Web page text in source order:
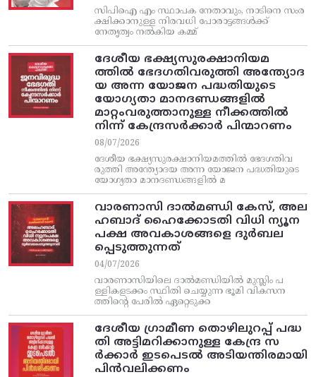
സിപിഐ എം സ്ഥാപക നേതാവും, നാടിനെ സംര
ക്ഷിക്കാനുള്ള നിരവധി പോരാട്ടങ്ങള്‍ക്ക്‌
നേതൃത്വം നല്‍കിയ കമ്മ്
ദേശീയ ഭക്ഷ്യസുരക്ഷാനിയമ
ത്തിൽ ഭേദഗതിവരുത്തി അന്ത്യോദ
യ അന്ന യോജന പദ്ധതിയുടെ
യോഗ്യതാ മാനദണ്ഡങ്ങളിൽ
മാറ്റംവരുത്താനുള്ള നീക്കത്തിൽ
നിന്ന്‌ കേന്ദ്രസർക്കാർ പിന്മാറണം
08/07/2026
ദേശീയ ഭക്ഷ്യസുരക്ഷാനിയമത്തിൽ ഭേദഗതിവ
രുത്തി അന്ത്യോദയ അന്ന യോജന പദ്ധതിയുടെ
യോഗ്യതാ മാനദണ്ഡങ്ങളിൽ മ
വാരണാസി ദാൽമണ്ഡി കേസ്, അല
ഹബാദ് ഹൈക്കോടതി വിധി ന്യൂന
പക്ഷ അവകാശങ്ങളെ ദുർബല
പ്പെടുത്തുന്നത്
04/07/2026
വാരണാസിയിലെ ദാൽമണ്ഡിയിൽ മുസ്ലിം പ
ള്ളികളടക്കം സ്ഥിതി ചെയ്യുന്ന ഭൂമി വികസന
ത്തിന്റെ പേരിൽ ഏറ്റെടുക്ക
ദേശീയ ഗ്രാമീണ തൊഴിലുറപ്പ്‌ പദ്ധ
തി അട്ടിമറിക്കാനുള്ള കേന്ദ്ര സ
ര്‍ക്കാര്‍ ഇടപെടല്‍ അടിയന്തിരമായി
പിന്‍വലിക്കണം